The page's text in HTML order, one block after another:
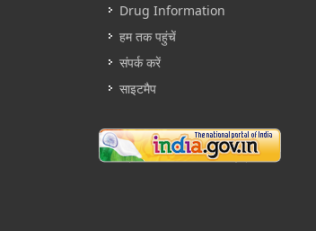
Drug Information
हम तक पहुंचें
संपर्क करें
साइटमैप